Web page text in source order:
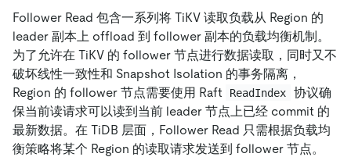
Follower Read 包含一系列将 TiKV 读取负载从 Region 的
leader 副本上 offload 到 follower 副本的负载均衡机制。
为了允许在 TiKV 的 follower 节点进行数据读取，同时又不
破坏线性一致性和 Snapshot Isolation 的事务隔离，
Region 的 follower 节点需要使用 Raft
ReadIndex
协议确
保当前读请求可以读到当前 leader 节点上已经 commit 的
最新数据。在 TiDB 层面，Follower Read 只需根据负载均
衡策略将某个 Region 的读取请求发送到 follower 节点。